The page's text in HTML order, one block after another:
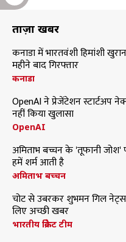
ताज़ा खबरें
कनाडा में भारतवंशी हिमांशी
महीने बाद गिरफ्तार
कनाडा
OpenAI ने प्रेजेंटेशन स्टार्टअप
नहीं किया खुलासा
OpenAI
अमिताभ बच्चन के 'तूफानी
हमें शर्म आती है
अमिताभ बच्चन
चोट से उबरकर शुभमन गिल
लिए अच्छी खबर
भारतीय क्रिकेट टीम